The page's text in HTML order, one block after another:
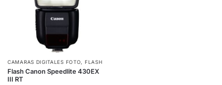
CAMARAS DIGITALES FOTO, FLASH
Flash Canon Speedlite 430EX
III RT